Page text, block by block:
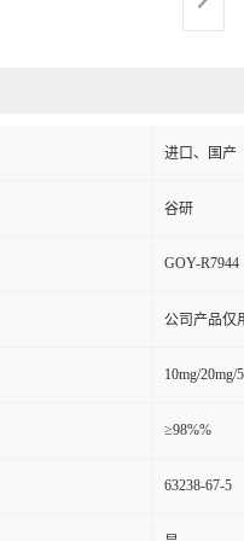
进口、国产
谷研
GOY-R7944
公司产品仅
10mg/20mg/
≥98%%
63238-67-5